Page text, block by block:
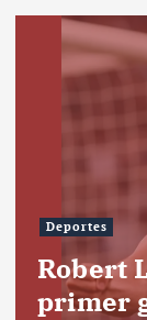
Deportes
Robert
primer